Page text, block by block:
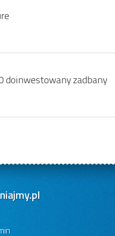
doinwestowany zadbany